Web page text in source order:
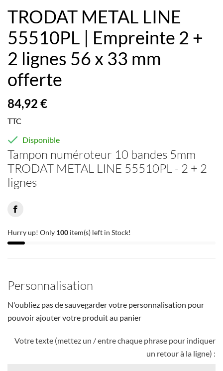
TRODAT METAL LINE
55510PL | Empreinte 2 +
2 lignes 56 x 33 mm
offerte
84,92 €
TTC
 Disponible
Tampon numéroteur 10 bandes 5mm
TRODAT METAL LINE 55510PL - 2 + 2
lignes
Hurry up! Only 100 item(s) left in Stock!
Personnalisation
N'oubliez pas de sauvegarder votre personnalisation pour
pouvoir ajouter votre produit au panier
Votre texte (mettez un / entre chaque phrase pour indiquer
un retour à la ligne) :